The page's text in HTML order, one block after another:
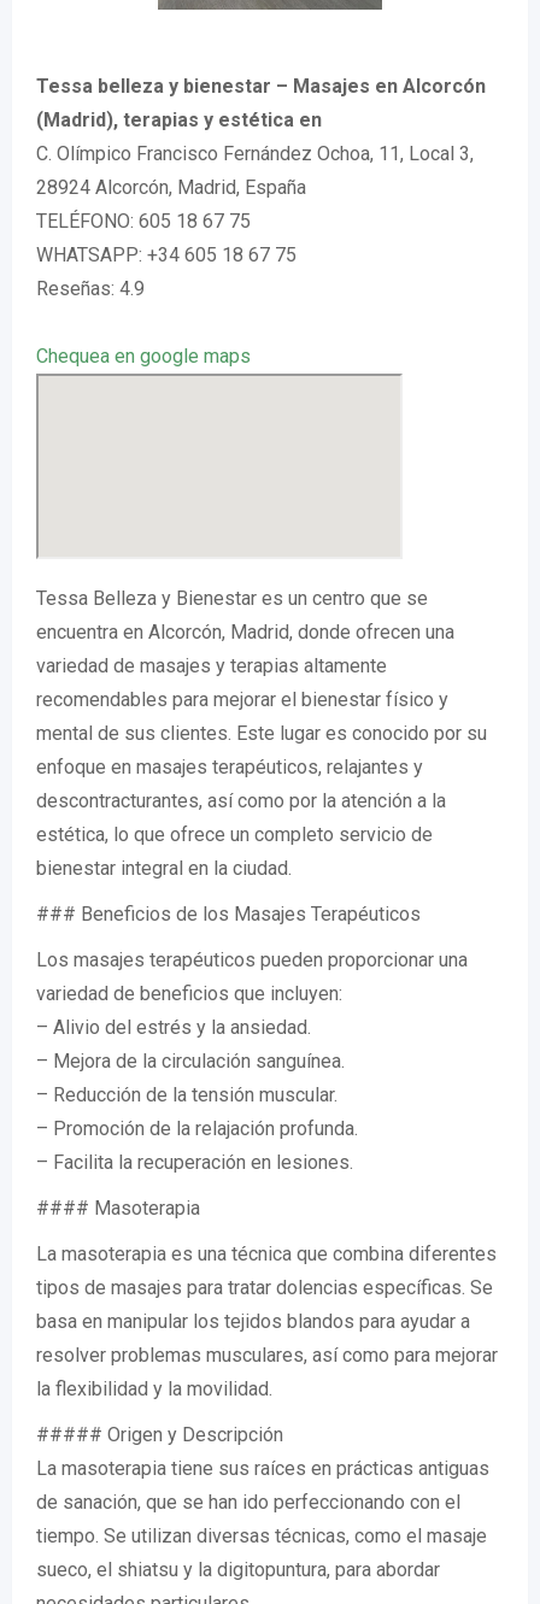
Tessa belleza y bienestar – Masajes en Alcorcón
(Madrid), terapias y estética en
C. Olímpico Francisco Fernández Ochoa, 11, Local 3,
28924 Alcorcón, Madrid, España
TELÉFONO: 605 18 67 75
WHATSAPP: +34 605 18 67 75
Reseñas: 4.9
Chequea en google maps
Tessa Belleza y Bienestar es un centro que se
encuentra en Alcorcón, Madrid, donde ofrecen una
variedad de masajes y terapias altamente
recomendables para mejorar el bienestar físico y
mental de sus clientes. Este lugar es conocido por su
enfoque en masajes terapéuticos, relajantes y
descontracturantes, así como por la atención a la
estética, lo que ofrece un completo servicio de
bienestar integral en la ciudad.
### Beneficios de los Masajes Terapéuticos
Los masajes terapéuticos pueden proporcionar una
variedad de beneficios que incluyen:
– Alivio del estrés y la ansiedad.
– Mejora de la circulación sanguínea.
– Reducción de la tensión muscular.
– Promoción de la relajación profunda.
– Facilita la recuperación en lesiones.
#### Masoterapia
La masoterapia es una técnica que combina diferentes
tipos de masajes para tratar dolencias específicas. Se
basa en manipular los tejidos blandos para ayudar a
resolver problemas musculares, así como para mejorar
la flexibilidad y la movilidad.
##### Origen y Descripción
La masoterapia tiene sus raíces en prácticas antiguas
de sanación, que se han ido perfeccionando con el
tiempo. Se utilizan diversas técnicas, como el masaje
sueco, el shiatsu y la digitopuntura, para abordar